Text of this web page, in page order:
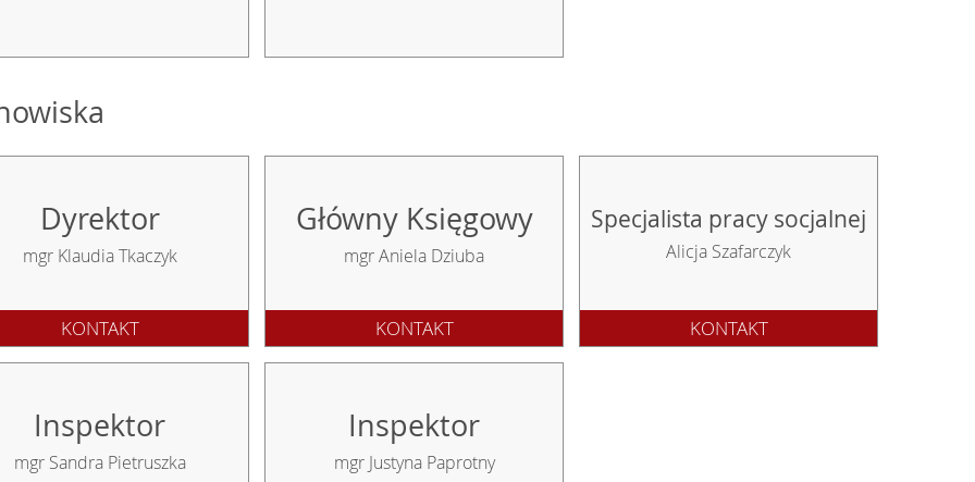
Dyrektor
mgr Klaudia Tkaczyk
KONTAKT
Główny Księgowy
mgr Aniela Dziuba
KONTAKT
Specjalista pracy socjalnej
Alicja Szafarczyk
KONTAKT
Inspektor
mgr Sandra Pietruszka
Inspektor
mgr Justyna Paprotny